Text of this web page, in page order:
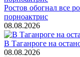
Ростов обогнал все
порноактрис
08.08.2026
В Таганроге на
08.08.2026